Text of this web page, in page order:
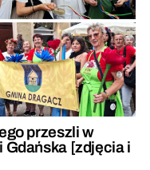
przeszli w
Gdańska [zdjęcia i